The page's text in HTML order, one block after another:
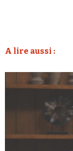
A lire aussi :